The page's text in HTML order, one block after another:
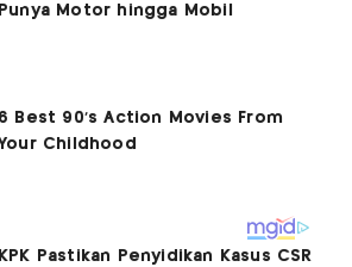
Punya Motor hingga Mobil
KPK Pastikan Penyidikan Kasus CSR